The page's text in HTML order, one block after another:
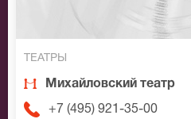
ТЕАТРЫ
Михайловский театр
+7 (495) 921-35-00